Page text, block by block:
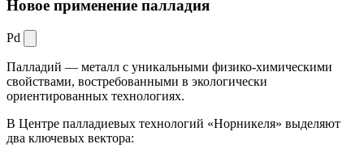
Новое применение палладия
Pd
Палладий — металл с уникальными физико-химическими
свойствами, востребованными в экологически
ориентированных технологиях.
В Центре палладиевых технологий «Норникеля» выделяют
два ключевых вектора: